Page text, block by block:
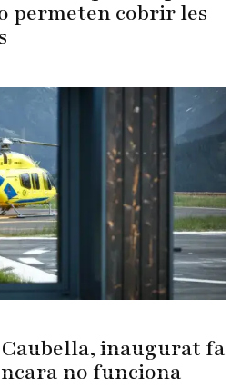
permeten cobrir les
inaugurat fa
no funciona